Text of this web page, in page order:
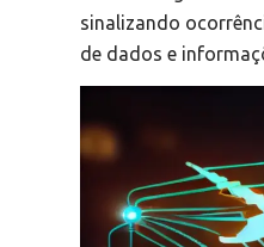
sinalizando
de dados e